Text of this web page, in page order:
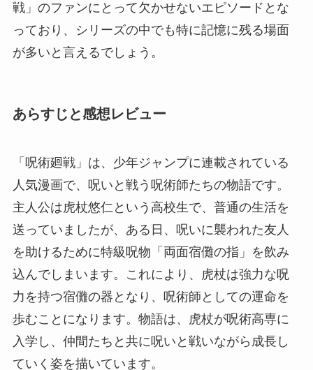
戦」のファンにとって欠かせないエピソードとな
っており、シリーズの中でも特に記憶に残る場面
が多いと言えるでしょう。
あらすじと感想レビュー
「呪術廻戦」は、少年ジャンプに連載されている
人気漫画で、呪いと戦う呪術師たちの物語です。
主人公は虎杖悠仁という高校生で、普通の生活を
送っていましたが、ある日、呪いに襲われた友人
を助けるために特級呪物「両面宿儺の指」を飲み
込んでしまいます。これにより、虎杖は強力な呪
力を持つ宿儺の器となり、呪術師としての運命を
歩むことになります。物語は、虎杖が呪術高専に
入学し、仲間たちと共に呪いと戦いながら成長し
ていく姿を描いています。